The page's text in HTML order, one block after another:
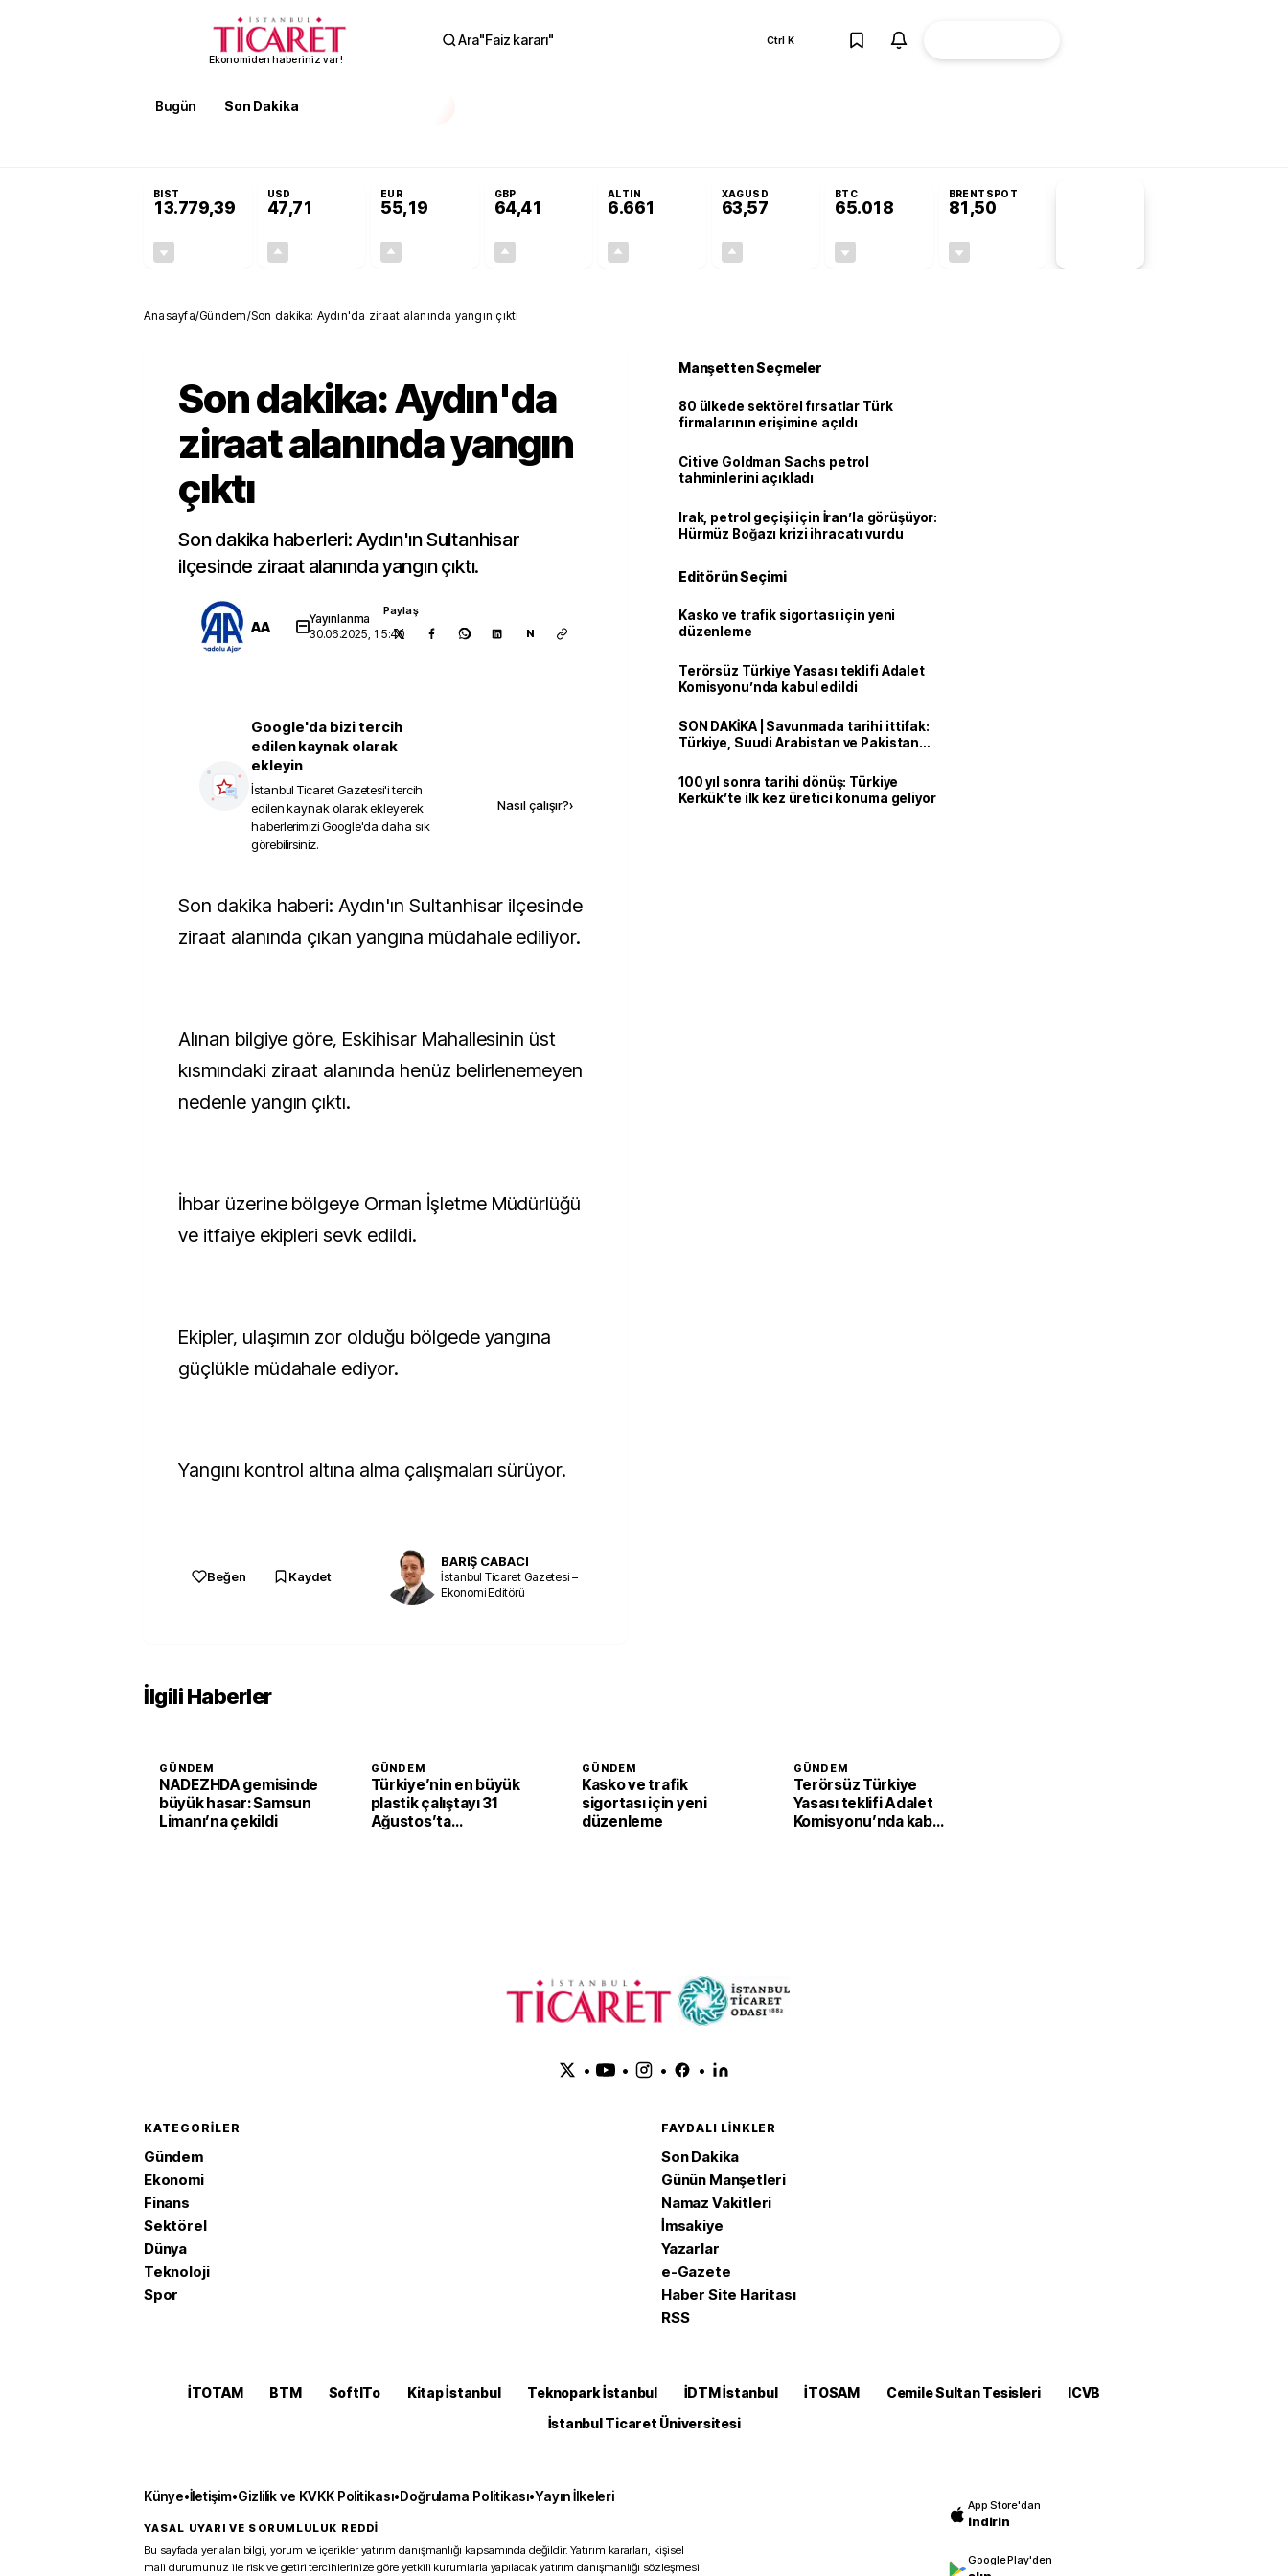
Ekonomiden haberiniz var!
Ara"Faiz kararı" Ctrl K
Bugün Son Dakika
BIST
13.779,39
USD
47,71
EUR
55,19
GBP
64,41
ALTIN
6.661
XAGUSD
63,57
BTC
65.018
BRENTSPOT
81,50
Anasayfa/Gündem/Son dakika: Aydın'da ziraat alanında yangın çıktı
Son dakika: Aydın'da
ziraat alanında yangın
çıktı
Son dakika haberleri: Aydın'ın Sultanhisar
ilçesinde ziraat alanında yangın çıktı.
AA
Yayınlanma
30.06.2025, 15:40
Paylaş
N
Google'da bizi tercih
edilen kaynak olarak
ekleyin
İstanbul Ticaret Gazetesi'i tercih
edilen kaynak olarak ekleyerek
haberlerimizi Google'da daha sık
görebilirsiniz.
Nasıl çalışır?›
Son dakika haberi: Aydın'ın Sultanhisar ilçesinde
ziraat alanında çıkan yangına müdahale ediliyor.
Alınan bilgiye göre, Eskihisar Mahallesinin üst
kısmındaki ziraat alanında henüz belirlenemeyen
nedenle yangın çıktı.
İhbar üzerine bölgeye Orman İşletme Müdürlüğü
ve itfaiye ekipleri sevk edildi.
Ekipler, ulaşımın zor olduğu bölgede yangına
güçlükle müdahale ediyor.
Yangını kontrol altına alma çalışmaları sürüyor.
Beğen Kaydet
BARIŞ CABACI
İstanbul Ticaret Gazetesi –
Ekonomi Editörü
Manşetten Seçmeler
80 ülkede sektörel fırsatlar Türk
firmalarının erişimine açıldı
Citi ve Goldman Sachs petrol
tahminlerini açıkladı
Irak, petrol geçişi için İran’la görüşüyor:
Hürmüz Boğazı krizi ihracatı vurdu
Editörün Seçimi
Kasko ve trafik sigortası için yeni
düzenleme
Terörsüz Türkiye Yasası teklifi Adalet
Komisyonu’nda kabul edildi
SON DAKİKA | Savunmada tarihi ittifak:
Türkiye, Suudi Arabistan ve Pakistan
100 yıl sonra tarihi dönüş: Türkiye
Kerkük’te ilk kez üretici konuma geliyor
İlgili Haberler
GÜNDEM
NADEZHDA gemisinde
büyük hasar: Samsun
Limanı’na çekildi
GÜNDEM
Türkiye’nin en büyük
plastik çalıştayı 31
Ağustos’ta
GÜNDEM
Kasko ve trafik
sigortası için yeni
düzenleme
GÜNDEM
Terörsüz Türkiye
Yasası teklifi Adalet
Komisyonu’nda kabul
• • • •
KATEGORILER
Gündem
Ekonomi
Finans
Sektörel
Dünya
Teknoloji
Spor
FAYDALI LINKLER
Son Dakika
Günün Manşetleri
Namaz Vakitleri
İmsakiye
Yazarlar
e-Gazete
Haber Site Haritası
RSS
İTOTAM BTM SoftITo Kitap İstanbul Teknopark İstanbul İDTM İstanbul İTOSAM Cemile Sultan Tesisleri
ICVB
İstanbul Ticaret Üniversitesi
Künye•İletişim•Gizlilik ve KVKK Politikası•Doğrulama Politikası•Yayın İlkeleri
YASAL UYARI VE SORUMLULUK REDDİ
Bu sayfada yer alan bilgi, yorum ve içerikler yatırım danışmanlığı kapsamında değildir. Yatırım kararları, kişisel
mali durumunuz ile risk ve getiri tercihlerinize göre yetkili kurumlarla yapılacak yatırım danışmanlığı sözleşmesi
App Store'dan
indirin
Google Play'den